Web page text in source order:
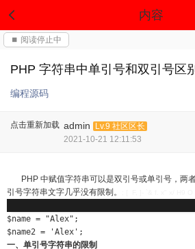
内容
⏹ 阅读停止中
PHP 字符串中单引号和双引号区
编程源码
点击重新加载 admin Lv.9 社区区长
2021-10-21 12:11:53
PHP 中赋值字符串可以是双引号或单引号，两
引号字符串文字几乎没有限制。
$name = "Alex";
$name2 = 'Alex';
一、单引号字符串的限制